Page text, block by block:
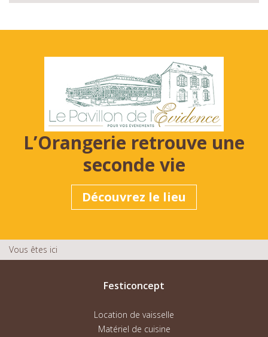
L’Orangerie retrouve une
seconde vie
Découvrez le lieu
Vous êtes ici
Festiconcept
Location de vaisselle
Matériel de cuisine